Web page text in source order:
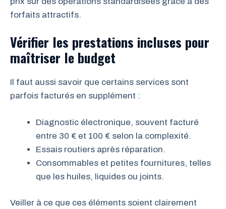
forfaits attractifs.
Vérifier les prestations incluses pour
maîtriser le budget
Il faut aussi savoir que certains services sont
parfois facturés en supplément :
Diagnostic électronique, souvent facturé
entre 30 € et 100 € selon la complexité.
Essais routiers après réparation.
Consommables et petites fournitures, telles
que les huiles, liquides ou joints.
Veiller à ce que ces éléments soient clairement